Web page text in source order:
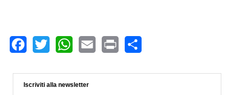
Iscriviti alla newsletter